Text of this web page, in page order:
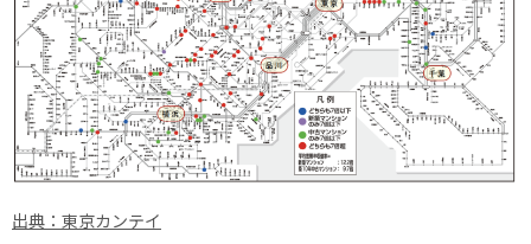
出典：東京カンテイ